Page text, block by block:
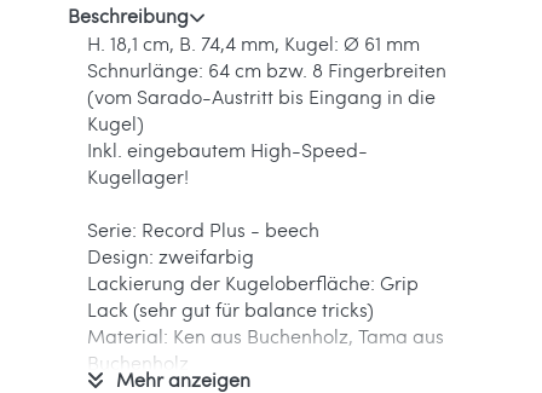
Beschreibung
H. 18,1 cm, B. 74,4 mm, Kugel: Ø 61 mm
Schnurlänge: 64 cm bzw. 8 Fingerbreiten
(vom Sarado-Austritt bis Eingang in die
Kugel)
Inkl. eingebautem High-Speed-
Kugellager!
Serie: Record Plus - beech
Design: zweifarbig
Lackierung der Kugeloberfläche: Grip
Lack (sehr gut für balance tricks)
Material: Ken aus Buchenholz, Tama aus
Buchenholz
Mehr anzeigen